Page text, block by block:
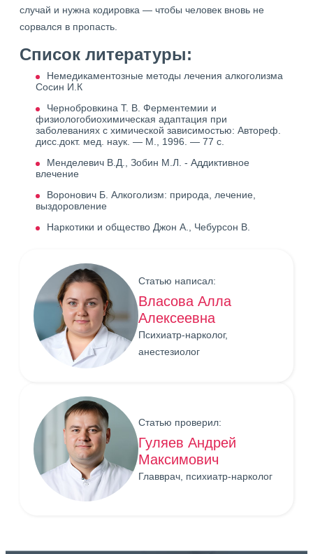
случай и нужна кодировка — чтобы человек вновь не
сорвался в пропасть.
Список литературы:
Немедикаментозные методы лечения алкоголизма
Сосин И.К
Чернобровкина Т. В. Ферментемии и
физиологобиохимическая адаптация при
заболеваниях с химической зависимостью: Автореф.
дисс.докт. мед. наук. — М., 1996. — 77 с.
Менделевич В.Д., Зобин М.Л. - Аддиктивное
влечение
Воронович Б. Алкоголизм: природа, лечение,
выздоровление
Наркотики и общество Джон А., Чебурсон В.
Статью написал:
Власова Алла
Алексеевна
Психиатр-нарколог,
анестезиолог
Статью проверил:
Гуляев Андрей
Максимович
Главврач, психиатр-нарколог